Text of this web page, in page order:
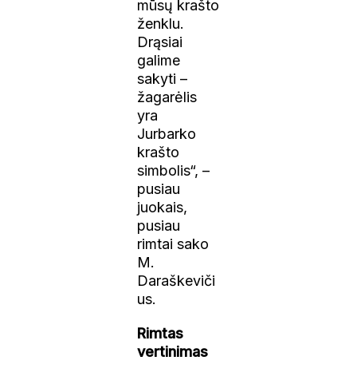
mūsų krašto
ženklu.
Drąsiai
galime
sakyti –
žagarėlis
yra
Jurbarko
krašto
simbolis“, –
pusiau
juokais,
pusiau
rimtai sako
M.
Daraškeviči
us.
Rimtas
vertinimas